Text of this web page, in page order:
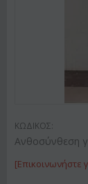
ΚΩΔΙΚΟΣ:
Ανθοσύνθεση
[Επικοινωνήστε